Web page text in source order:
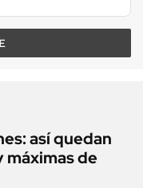
así quedan
máximas de